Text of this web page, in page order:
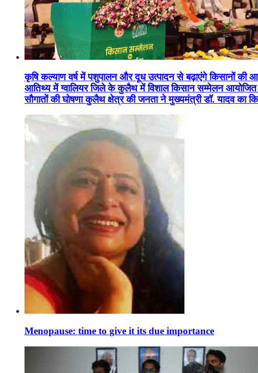
कृषि कल्याण वर्ष में पशुपालन और दूध उत्पादन से बढ़ाएंगे किसानों की
आतिथ्य में ग्वालियर जिले के कुलैथ में विशाल किसान सम्मेलन आयोजित
सौगातों की घोषणा कुलैथ क्षेत्र की जनता ने मुख्यमंत्री डॉ. यादव का
Menopause: time to give it its due importance